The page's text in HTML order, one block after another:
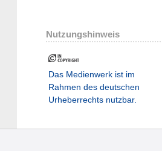
Nutzungshinweis
Das Medienwerk ist im
Rahmen des deutschen
Urheberrechts nutzbar.